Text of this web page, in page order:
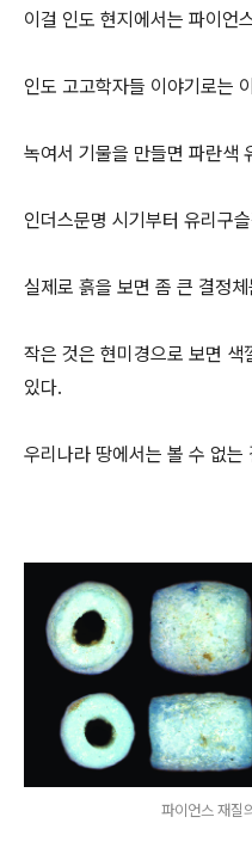
이걸 인도 현지에서는 파이
인도 고고학자들 이야기로는
녹여서 기물을 만들면 파란색
인더스문명 시기부터 유리구
실제로 흙을 보면 좀 큰 결정
작은 것은 현미경으로 보면 색
있다.
우리나라 땅에서는 볼 수 없는
파이언스 재질